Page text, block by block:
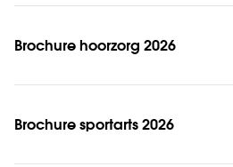
Brochure hoorzorg 2026
Brochure sportarts 2026